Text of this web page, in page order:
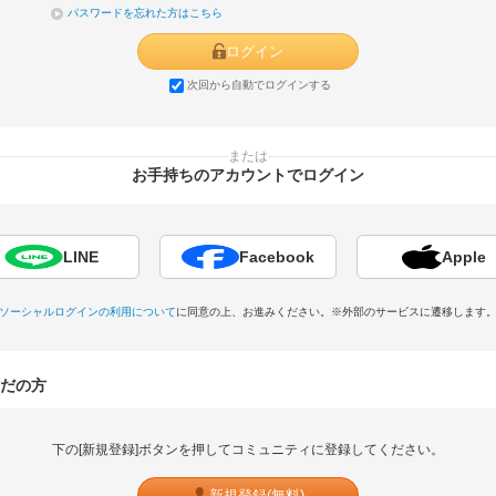
パスワードを忘れた方はこちら
ログイン
次回から自動でログインする
または
お手持ちのアカウントでログイン
LINE Facebook Apple
ソーシャルログインの利用についてに同意の上、お進みください。 ※外部のサービスに遷移します。
の方
下の[新規登録]ボタンを押してコミュニティに登録してください。